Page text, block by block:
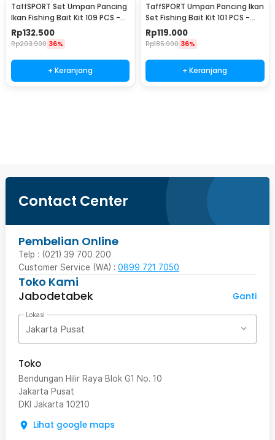
TaffSPORT Set Umpan Pancing
Ikan Fishing Bait Kit 109 PCS -
DWS250-G
Rp132.500
Rp203.900 36%
+ Keranjang
TaffSPORT Umpan Pancing Ikan
Set Fishing Bait Kit 101 PCS -
DWS250-H
Rp119.000
Rp185.900 36%
+ Keranjang
Contact Center
Pembelian Online
Telp : (021) 39 700 200
Customer Service (WA) : 0899 721 7050
Toko Kami
Jabodetabek
Ganti
Lokasi
Jakarta Pusat
Toko
Bendungan Hilir Raya Blok G1 No. 10
Jakarta Pusat
DKI Jakarta 10210
Lihat google maps